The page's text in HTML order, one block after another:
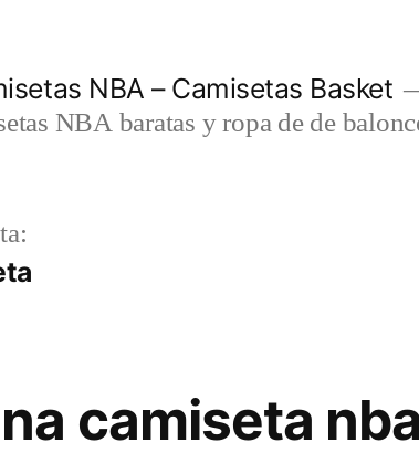
NBA – Camisetas Basket
NBA baratas y ropa de de
camiseta